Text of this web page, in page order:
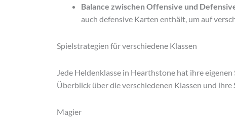
Balance zwischen Offensive und
auch defensive Karten enthält, um auf
Spielstrategien für verschiedene Klassen
Jede Heldenklasse in Hearthstone hat ihre
Überblick über die verschiedenen Klassen und ihre
Magier